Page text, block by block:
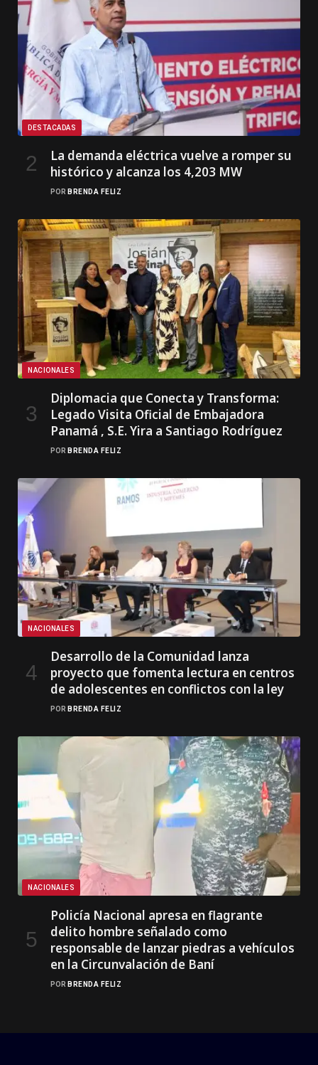
DESTACADAS
La demanda eléctrica vuelve a romper su
histórico y alcanza los 4,203 MW
POR BRENDA FELIZ
NACIONALES
Diplomacia que Conecta y Transforma:
Legado Visita Oficial de Embajadora
Panamá , S.E. Yira a Santiago Rodríguez
POR BRENDA FELIZ
NACIONALES
Desarrollo de la Comunidad lanza
proyecto que fomenta lectura en centros
de adolescentes en conflictos con la ley
POR BRENDA FELIZ
NACIONALES
Policía Nacional apresa en flagrante
delito hombre señalado como
responsable de lanzar piedras a vehículos
en la Circunvalación de Baní
POR BRENDA FELIZ